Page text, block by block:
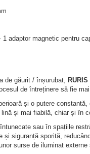
adaptor magnetic pentru
de găurit / înșurubat,
de întreținere să fie
și o putere
și mai fiabilă, chiar și în
sau în spațiile
siguranță sporită,
surse de iluminat